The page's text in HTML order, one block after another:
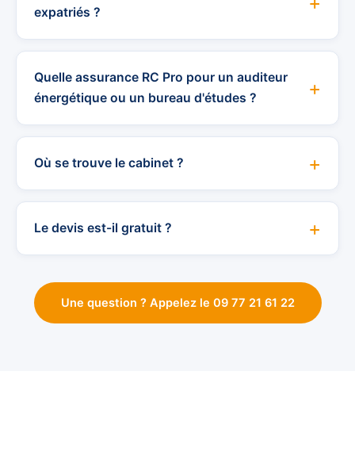
expatriés ?
Quelle assurance RC Pro pour un auditeur
énergétique ou un bureau d'études ?
Où se trouve le cabinet ?
Le devis est-il gratuit ?
Une question ? Appelez le 09 77 21 61 22